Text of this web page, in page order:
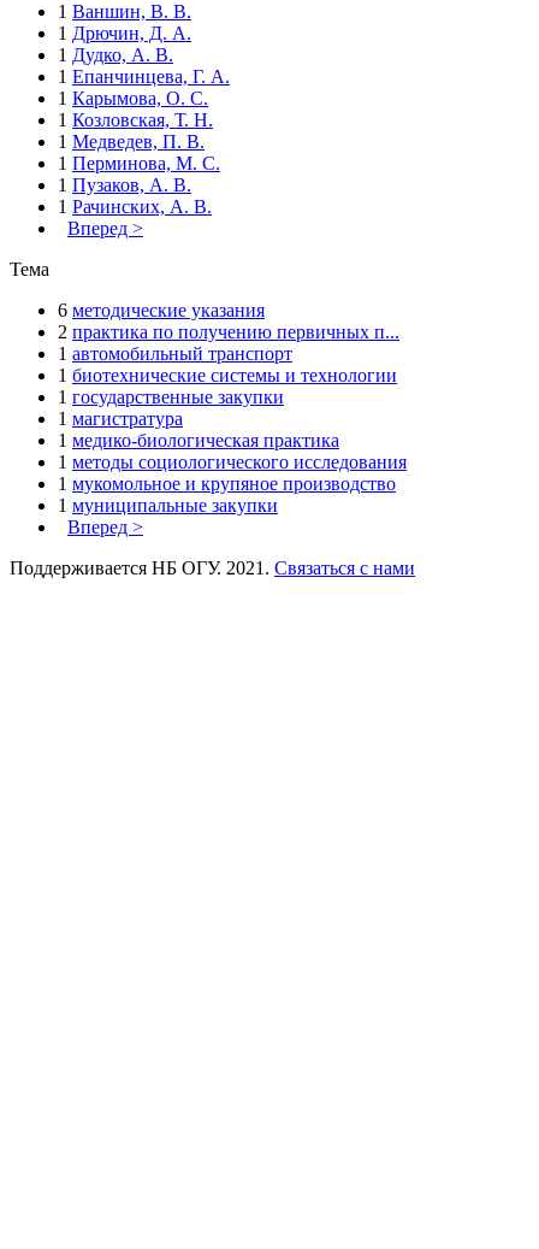
1 Ваншин, В. В.
1 Дрючин, Д. А.
1 Дудко, А. В.
1 Епанчинцева, Г. А.
1 Карымова, О. С.
1 Козловская, Т. Н.
1 Медведев, П. В.
1 Перминова, М. С.
1 Пузаков, А. В.
1 Рачинских, А. В.
Вперед >
Тема
6 методические указания
2 практика по получению первичных п...
1 автомобильный транспорт
1 биотехнические системы и технологии
1 государственные закупки
1 магистратура
1 медико-биологическая практика
1 методы социологического исследования
1 мукомольное и крупяное производство
1 муниципальные закупки
Вперед >
Поддерживается НБ ОГУ. 2021. Связаться с нами